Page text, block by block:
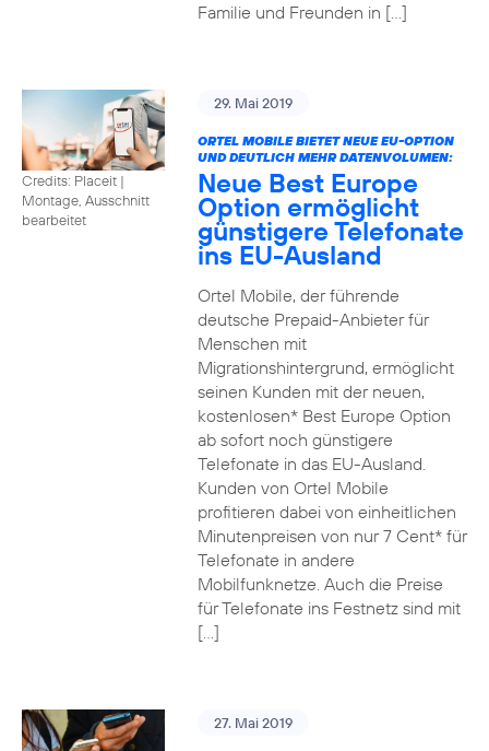
Familie und Freunden in […]
Credits: Placeit |
Montage, Ausschnitt
bearbeitet
29. Mai 2019
ORTEL MOBILE BIETET NEUE EU-OPTION
UND DEUTLICH MEHR DATENVOLUMEN:
Neue Best Europe
Option ermöglicht
günstigere Telefonate
ins EU-Ausland
Ortel Mobile, der führende
deutsche Prepaid-Anbieter für
Menschen mit
Migrationshintergrund, ermöglicht
seinen Kunden mit der neuen,
kostenlosen* Best Europe Option
ab sofort noch günstigere
Telefonate in das EU-Ausland.
Kunden von Ortel Mobile
profitieren dabei von einheitlichen
Minutenpreisen von nur 7 Cent* für
Telefonate in andere
Mobilfunknetze. Auch die Preise
für Telefonate ins Festnetz sind mit
[…]
27. Mai 2019